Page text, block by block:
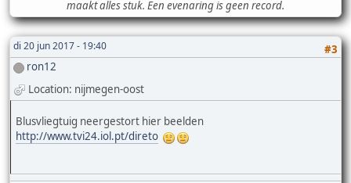
maakt alles stuk. Een evenaring is geen record.
di 20 jun 2017 - 19:40
#3
ron12
Location: nijmegen-oost
Blusvliegtuig neergestort hier beelden
http://www.tvi24.iol.pt/direto